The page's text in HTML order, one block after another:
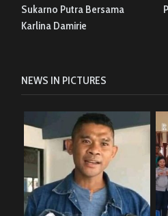
Sukarno Putra Bersama
Karlina Damirie
NEWS IN PICTURES